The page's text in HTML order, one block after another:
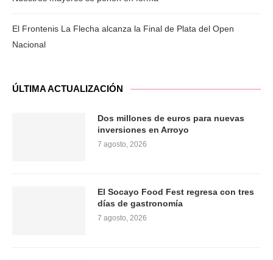
El Frontenis La Flecha alcanza la Final de Plata del Open
Nacional
ÚLTIMA ACTUALIZACIÓN
Dos millones de euros para nuevas
inversiones en Arroyo
7 agosto, 2026
El Socayo Food Fest regresa con tres
días de gastronomía
7 agosto, 2026